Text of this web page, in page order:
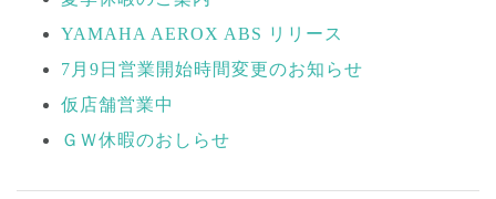
ゲ
ー
シ
ン
YAMAHA AEROX ABS リリース
7月9日営業開始時間変更のお知らせ
仮店舗営業中
ＧＷ休暇のおしらせ